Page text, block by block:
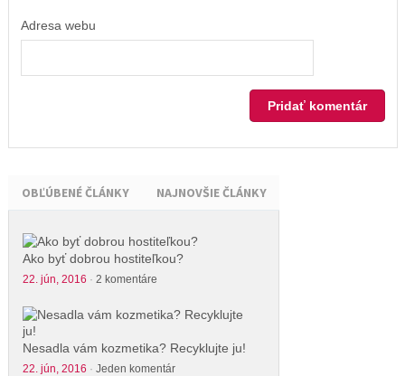
Adresa webu
OBĽÚBENÉ ČLÁNKY NAJNOVŠIE ČLÁNKY
Ako byť dobrou hostiteľkou?
22. jún, 2016 · 2 komentáre
Nesadla vám kozmetika? Recyklujte ju!
22. jún, 2016 · Jeden komentár